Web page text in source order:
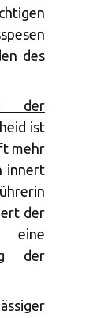
des
der
ist
mehr
innert
der
eine
der